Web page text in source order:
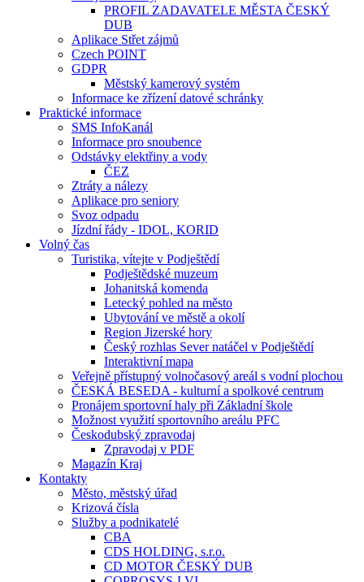
PROFIL ZADAVATELE MĚSTA ČESKÝ
DUB
Aplikace Střet zájmů
Czech POINT
GDPR
Městský kamerový systém
Informace ke zřízení datové schránky
Praktické informace
SMS InfoKanál
Informace pro snoubence
Odstávky elektřiny a vody
ČEZ
Ztráty a nálezy
Aplikace pro seniory
Svoz odpadu
Jízdní řády - IDOL, KORID
Volný čas
Turistika, vítejte v Podještědí
Podještědské muzeum
Johanitská komenda
Letecký pohled na město
Ubytování ve městě a okolí
Region Jizerské hory
Český rozhlas Sever natáčel v Podještědí
Interaktivní mapa
Veřejně přístupný volnočasový areál s vodní plochou
ČESKÁ BESEDA - kulturní a spolkové centrum
Pronájem sportovní haly při Základní škole
Možnost využití sportovního areálu PFC
Českodubský zpravodaj
Zpravodaj v PDF
Magazín Kraj
Kontakty
Město, městský úřad
Krizová čísla
Služby a podnikatelé
CBA
CDS HOLDING, s.r.o.
CD MOTOR ČESKÝ DUB